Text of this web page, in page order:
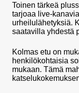
Toinen tärkeä
tarjoaa live-
urheilulähetyksiä.
saatavilla yhdestä
Kolmas etu on
henkilökohtaisia
mukaan. Tämä